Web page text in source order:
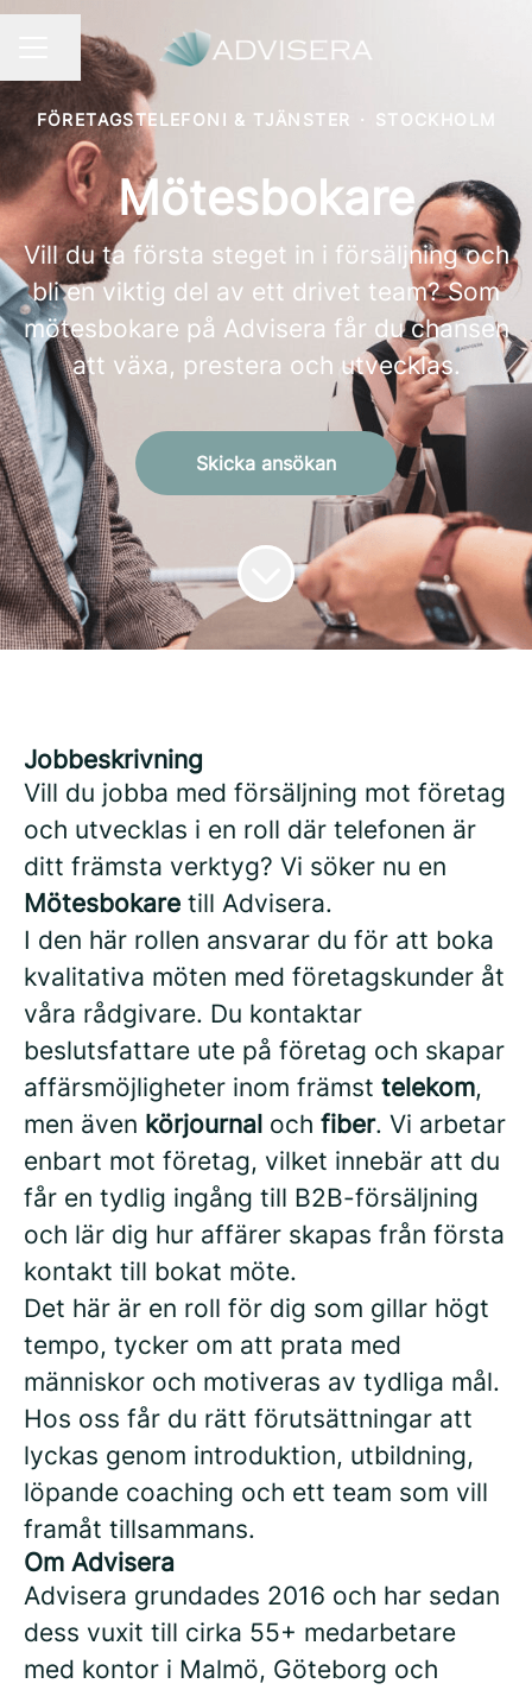
KARRIÄRMENY
Dela sidan
FÖRETAGSTELEFONI & TJÄNSTER · STOCKHOLM
Mötesbokare
Vill du ta första steget in i försäljning och
bli en viktig del av ett drivet team? Som
mötesbokare på Advisera får du chansen
att växa, prestera och utvecklas.
Skicka ansökan
Jobbeskrivning
Vill du jobba med försäljning mot företag
och utvecklas i en roll där telefonen är
ditt främsta verktyg? Vi söker nu en
Mötesbokare till Advisera.
I den här rollen ansvarar du för att boka
kvalitativa möten med företagskunder åt
våra rådgivare. Du kontaktar
beslutsfattare ute på företag och skapar
affärsmöjligheter inom främst telekom,
men även körjournal och fiber. Vi arbetar
enbart mot företag, vilket innebär att du
får en tydlig ingång till B2B-försäljning
och lär dig hur affärer skapas från första
kontakt till bokat möte.
Det här är en roll för dig som gillar högt
tempo, tycker om att prata med
människor och motiveras av tydliga mål.
Hos oss får du rätt förutsättningar att
lyckas genom introduktion, utbildning,
löpande coaching och ett team som vill
framåt tillsammans.
Om Advisera
Advisera grundades 2016 och har sedan
dess vuxit till cirka 55+ medarbetare
med kontor i Malmö, Göteborg och